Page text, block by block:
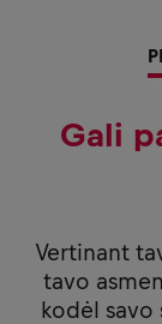
Gali
Vertinant
tavo
kodėl savo